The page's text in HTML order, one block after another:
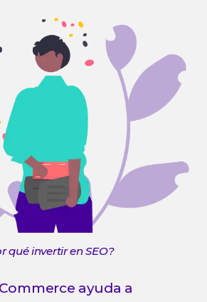
qué invertir en SEO?
ayuda a